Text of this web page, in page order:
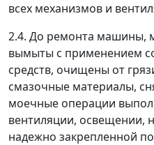
всех механизмов и
2.4. До ремонта машины,
вымыты с применением
средств, очищены от
смазочные материалы,
моечные операции
вентиляции, освещении,
надежно закрепленной